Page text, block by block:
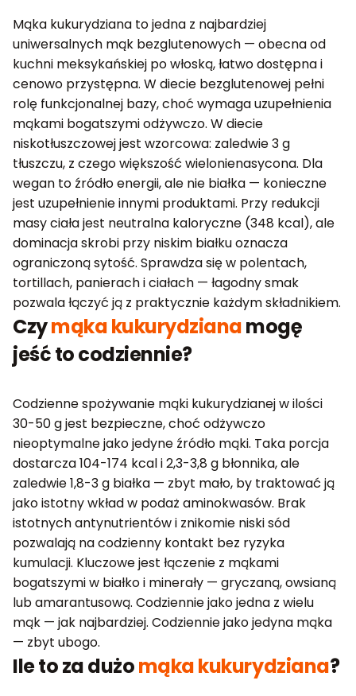
Mąka kukurydziana to jedna z najbardziej
uniwersalnych mąk bezglutenowych — obecna od
kuchni meksykańskiej po włoską, łatwo dostępna i
cenowo przystępna. W diecie bezglutenowej pełni
rolę funkcjonalnej bazy, choć wymaga uzupełnienia
mąkami bogatszymi odżywczo. W diecie
niskotłuszczowej jest wzorcowa: zaledwie 3 g
tłuszczu, z czego większość wielonienasycona. Dla
wegan to źródło energii, ale nie białka — konieczne
jest uzupełnienie innymi produktami. Przy redukcji
masy ciała jest neutralna kaloryczne (348 kcal), ale
dominacja skrobi przy niskim białku oznacza
ograniczoną sytość. Sprawdza się w polentach,
tortillach, panierach i ciałach — łagodny smak
pozwala łączyć ją z praktycznie każdym składnikiem.
Czymąka kukurydzianamogę
jeść to codziennie?
Codzienne spożywanie mąki kukurydzianej w ilości
30-50 g jest bezpieczne, choć odżywczo
nieoptymalne jako jedyne źródło mąki. Taka porcja
dostarcza 104-174 kcal i 2,3-3,8 g błonnika, ale
zaledwie 1,8-3 g białka — zbyt mało, by traktować ją
jako istotny wkład w podaż aminokwasów. Brak
istotnych antynutrientów i znikomie niski sód
pozwalają na codzienny kontakt bez ryzyka
kumulacji. Kluczowe jest łączenie z mąkami
bogatszymi w białko i minerały — gryczaną, owsianą
lub amarantusową. Codziennie jako jedna z wielu
mąk — jak najbardziej. Codziennie jako jedyna mąka
— zbyt ubogo.
Ile to za dużomąka kukurydziana?